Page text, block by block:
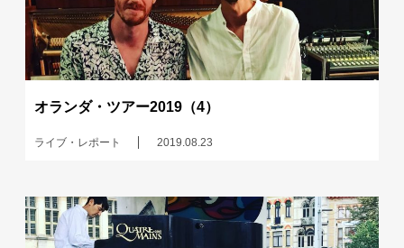
オランダ・ツアー2019（4）
ライブ・レポート 2019.08.23